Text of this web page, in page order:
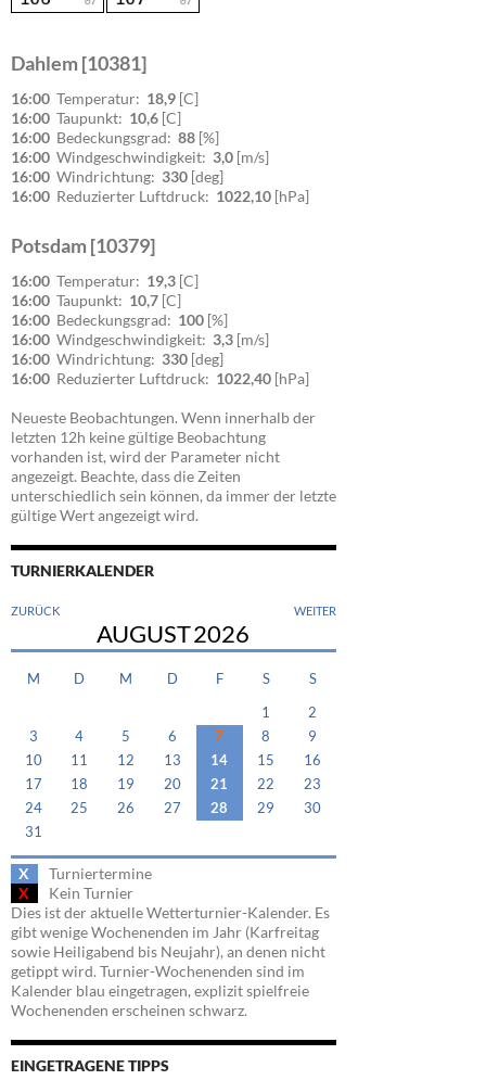
Dahlem [10381]
16:00 Temperatur: 18,9 [C]
16:00 Taupunkt: 10,6 [C]
16:00 Bedeckungsgrad: 88 [%]
16:00 Windgeschwindigkeit: 3,0 [m/s]
16:00 Windrichtung: 330 [deg]
16:00 Reduzierter Luftdruck: 1022,10 [hPa]
Potsdam [10379]
16:00 Temperatur: 19,3 [C]
16:00 Taupunkt: 10,7 [C]
16:00 Bedeckungsgrad: 100 [%]
16:00 Windgeschwindigkeit: 3,3 [m/s]
16:00 Windrichtung: 330 [deg]
16:00 Reduzierter Luftdruck: 1022,40 [hPa]
Neueste Beobachtungen. Wenn innerhalb der
letzten 12h keine gültige Beobachtung
vorhanden ist, wird der Parameter nicht
angezeigt. Beachte, dass die Zeiten
unterschiedlich sein können, da immer der letzte
gültige Wert angezeigt wird.
TURNIERKALENDER
ZURÜCK WEITER
AUGUST2026
M D M D F S S
1
2
3
4 5 6 7 8
9
10
11 12 13 14 15
16
17
18 19 20 21 22
23
24
25 26 27 28 29
30
31
X
Turniertermine
X
Kein Turnier
Dies ist der aktuelle Wetterturnier-Kalender. Es
gibt wenige Wochenenden im Jahr (Karfreitag
sowie Heiligabend bis Neujahr), an denen nicht
getippt wird. Turnier-Wochenenden sind im
Kalender blau eingetragen, explizit spielfreie
Wochenenden erscheinen schwarz.
EINGETRAGENE TIPPS